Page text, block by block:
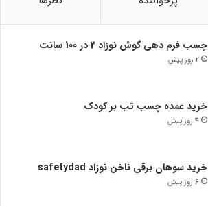
چسب فرم دهی گوش نوزاد 2 در 100 سانت
2 روز پیش
خرید عمده چسب تب بر کودک
4 روز پیش
خرید سوهان برقی ناخن نوزاد safetydad
6 روز پیش